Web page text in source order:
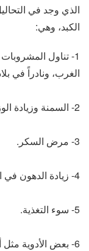
الذي وجد في
الكبد، وهي:
1- تناول
الغرب، ونادراً في
2- السمنة وزيادة الوزن.
3- مرض السكر.
4- زيادة الدهون في الدم.
5- سوء التغذية.
6- بعض الأدوية مثل أقراص منع الحمل عند النساء.